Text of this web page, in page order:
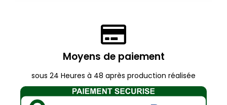
Moyens de paiement
sous 24 Heures à 48 après production réalisée